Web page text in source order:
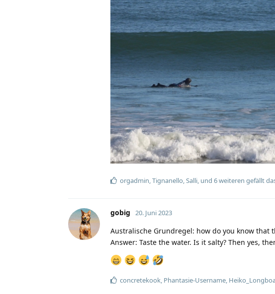
orgadmin,Tignanello,Salli, und 6weiteren gefällt
gobig 20. Juni 2023
Australische Grundregel: how do you know that
Answer: Taste the water. Is it salty? Then yes,
concretekook, Phantasie-Username,